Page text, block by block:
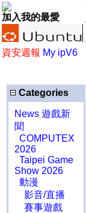
加入我的最愛
資安週報 My ipV6
Categories
News 遊戲新
聞
COMPUTEX
2026
Taipei Game
Show 2026
動漫
影音/直播
賽事遊戲